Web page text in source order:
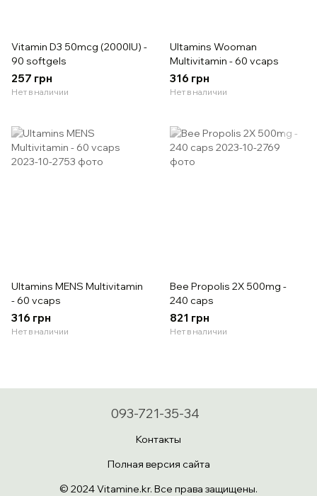
Vitamin D3 50mcg (2000IU) -
90 softgels
257 грн
Нет в наличии
Ultamins Wooman
Multivitamin - 60 vcaps
316 грн
Нет в наличии
Ultamins MENS Multivitamin
- 60 vcaps
316 грн
Нет в наличии
Bee Propolis 2X 500mg -
240 caps
821 грн
Нет в наличии
093-721-35-34
Контакты
Полная версия сайта
© 2024 Vitamine.kr. Все права защищены.